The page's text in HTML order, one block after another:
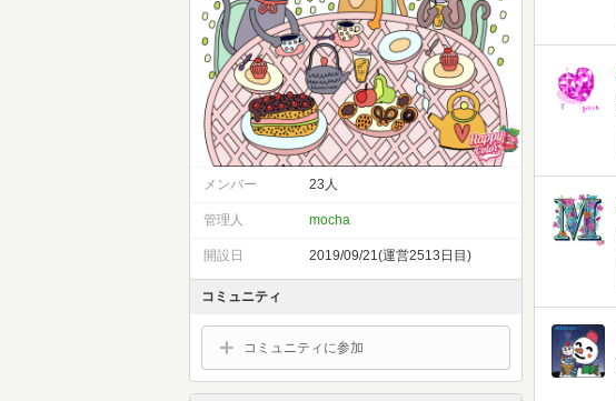
メンバー 23人
管理人 mocha
開設日 2019/09/21(運営2513日目)
コミュニティ
コミュニティに参加